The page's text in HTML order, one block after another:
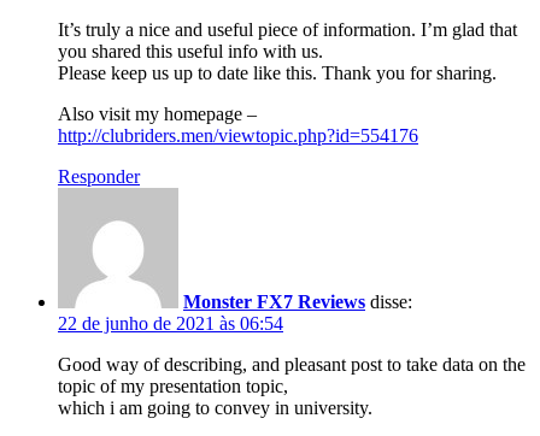
It’s truly a nice and useful piece of information. I’m glad that
you shared this useful info with us.
Please keep us up to date like this. Thank you for sharing.
Also visit my homepage –
http://clubriders.men/viewtopic.php?id=554176
Responder
Monster FX7 Reviews disse:
22 de junho de 2021 às 06:54
Good way of describing, and pleasant post to take data on the
topic of my presentation topic,
which i am going to convey in university.